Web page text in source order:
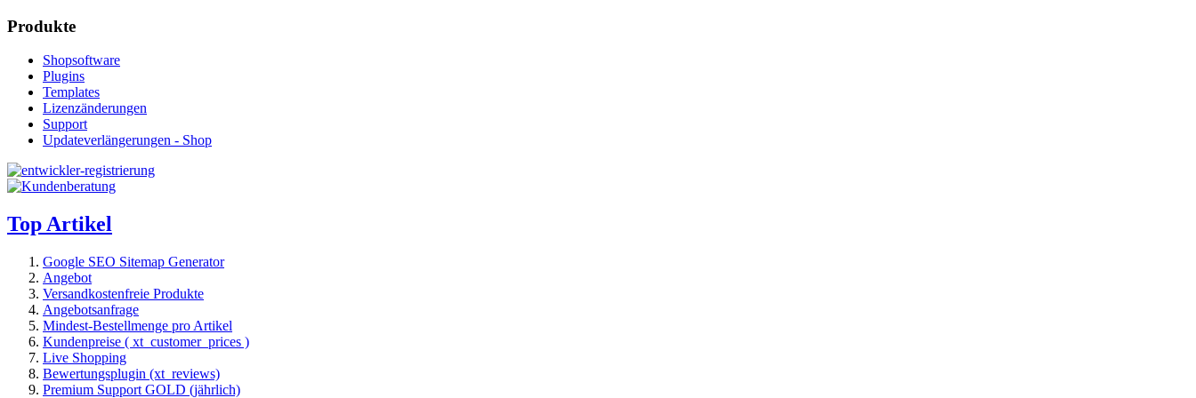
Produkte
Shopsoftware
Plugins
Templates
Lizenzänderungen
Support
Updateverlängerungen - Shop
Top Artikel
Google SEO Sitemap Generator
Angebot
Versandkostenfreie Produkte
Angebotsanfrage
Mindest-Bestellmenge pro Artikel
Kundenpreise ( xt_customer_prices )
Live Shopping
Bewertungsplugin (xt_reviews)
Premium Support GOLD (jährlich)